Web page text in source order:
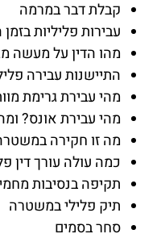
קבלת דבר במרמה
עבירות פליליות
מהו הדין על מעשה
התיישנות עבירה
מהי עבירת גרימת
מהי עבירת אונס?
מה זו חקירה
כמה עולה עורך דין
תקיפה בנסיבות
תיק פלילי במשטרה
סחר בסמים